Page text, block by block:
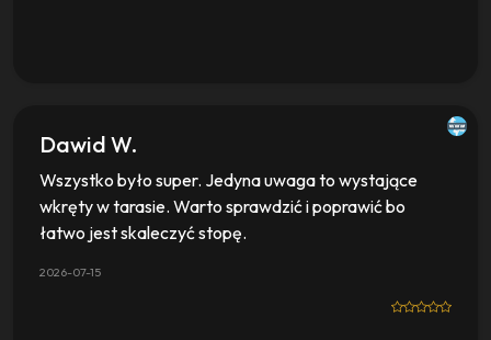
Dawid W.
Wszystko było super. Jedyna uwaga to wystające
wkręty w tarasie. Warto sprawdzić i poprawić bo
łatwo jest skaleczyć stopę.
2026-07-15